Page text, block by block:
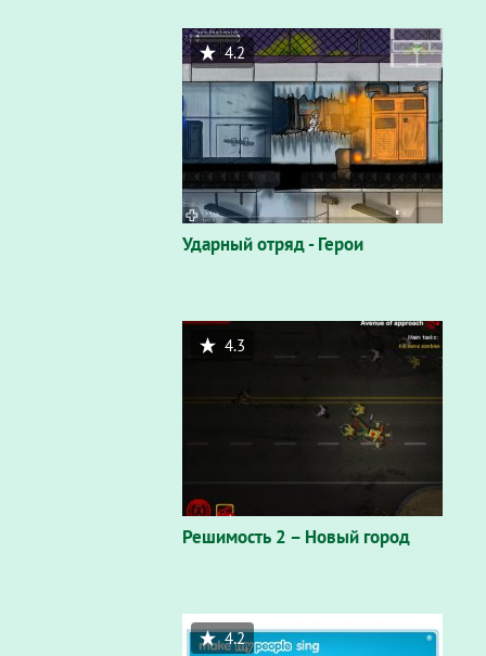
Ударный отряд - Герои
4.2
Решимость 2 – Новый город
4.3
4.2